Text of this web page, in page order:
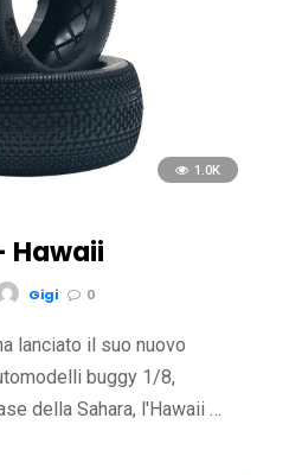
1.0K
Hawaii
Gigi 0
lanciato il suo nuovo
buggy 1/8,
della Sahara, l'Hawaii …